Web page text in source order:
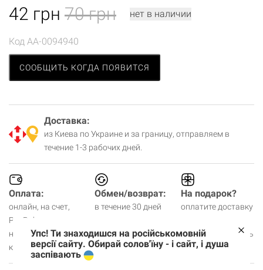
42 грн 70 грн нет в наличии
Код AA-0094940
СООБЩИТЬ КОГДА ПОЯВИТСЯ
Доставка:
из Киева по Украине и за границу, отправляем в
течение 1-3 рабочих дней.
Оплата:
онлайн, на счет,
PayPal,
наличными,
картой в шоуруме.
Обмен/возврат:
в течение 30 дней
На подарок?
оплатите доставку
будем вкладывать
Упс! Ти знаходишся на російськомовній
версії сайту. Обирай солов'їну - і сайт, і душа
заспівають